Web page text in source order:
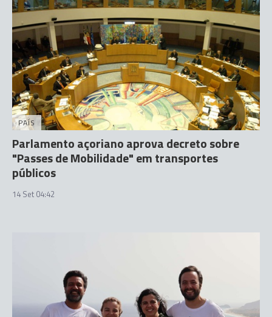
PAÍS
Parlamento açoriano aprova decreto sobre
"Passes de Mobilidade" em transportes
públicos
14 Set 04:42